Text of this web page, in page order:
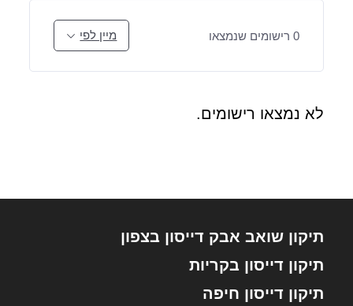
0 רישומים שנמצאו מיין לפי
לא נמצאו רישומים.
תיקון שואב אבק דייסון בצפון
תיקון דייסון בקריות
תיקון דייסון חיפה